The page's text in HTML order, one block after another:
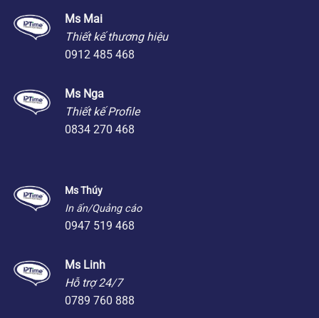
Ms Mai
Thiết kế thương hiệu
0912 485 468
Ms Nga
Thiết kế Profile
0834 270 468
Ms Thúy
In ấn/Quảng cáo
0947 519 468
Ms Linh
Hỗ trợ 24/7
0789 760 888